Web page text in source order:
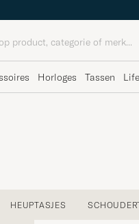
Horloges Tassen
HEUPTASJES